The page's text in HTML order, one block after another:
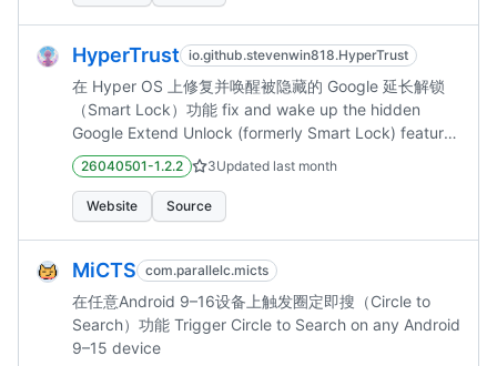
查看规则数量统计 应用搜索 快速搜索和筛选已安装应用
应用场景 🌐 本地化翻译：将应用中的英文替换为...
HyperTrust io.github.stevenwin818.HyperTrust
在 Hyper OS 上修复并唤醒被隐藏的 Google 延长解锁
（Smart Lock）功能 fix and wake up the hidden
Google Extend Unlock (formerly Smart Lock) feature
on Hyper OS systems
26040501-1.2.2 3Updated last month
Website Source
MiCTS com.parallelc.micts
在任意Android 9–16设备上触发圈定即搜（Circle to
Search）功能 Trigger Circle to Search on any Android
9–15 device